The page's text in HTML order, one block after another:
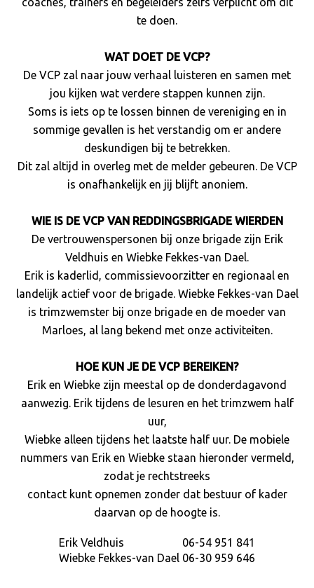
te doen.
WAT DOET DE VCP?
De VCP zal naar jouw verhaal luisteren en samen met
jou kijken wat verdere stappen kunnen zijn.
Soms is iets op te lossen binnen de vereniging en in
sommige gevallen is het verstandig om er andere
deskundigen bij te betrekken.
Dit zal altijd in overleg met de melder gebeuren. De VCP
is onafhankelijk en jij blijft anoniem.
WIE IS DE VCP VAN REDDINGSBRIGADE WIERDEN
De vertrouwenspersonen bij onze brigade zijn Erik
Veldhuis en Wiebke Fekkes-van Dael.
Erik is kaderlid, commissievoorzitter en regionaal en
landelijk actief voor de brigade. Wiebke Fekkes-van Dael
is trimzwemster bij onze brigade en de moeder van
Marloes, al lang bekend met onze activiteiten.
HOE KUN JE DE VCP BEREIKEN?
Erik en Wiebke zijn meestal op de donderdagavond
aanwezig. Erik tijdens de lesuren en het trimzwem half
uur,
Wiebke alleen tijdens het laatste half uur. De mobiele
nummers van Erik en Wiebke staan hieronder vermeld,
zodat je rechtstreeks
contact kunt opnemen zonder dat bestuur of kader
daarvan op de hoogte is.
Erik Veldhuis
06-54 951 841
Wiebke Fekkes-van Dael 06-30 959 646